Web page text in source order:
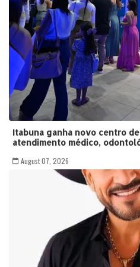
Itabuna ganha novo centro
atendimento médico,
August 07, 2026